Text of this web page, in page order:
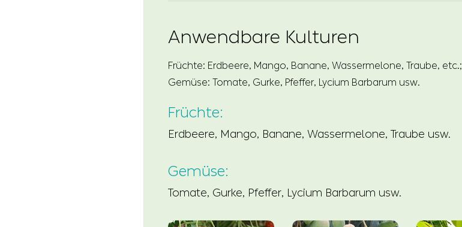
Anwendbare Kulturen
Früchte: Erdbeere, Mango, Banane, Wassermelone, Traube, etc.;
Gemüse: Tomate, Gurke, Pfeffer, Lycium Barbarum usw.
Früchte:
Erdbeere, Mango, Banane, Wassermelone, Traube usw.
Gemüse:
Tomate, Gurke, Pfeffer, Lycium Barbarum usw.